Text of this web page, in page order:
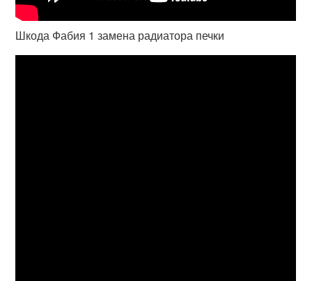
Шкода Фабия 1 замена радиатора печки